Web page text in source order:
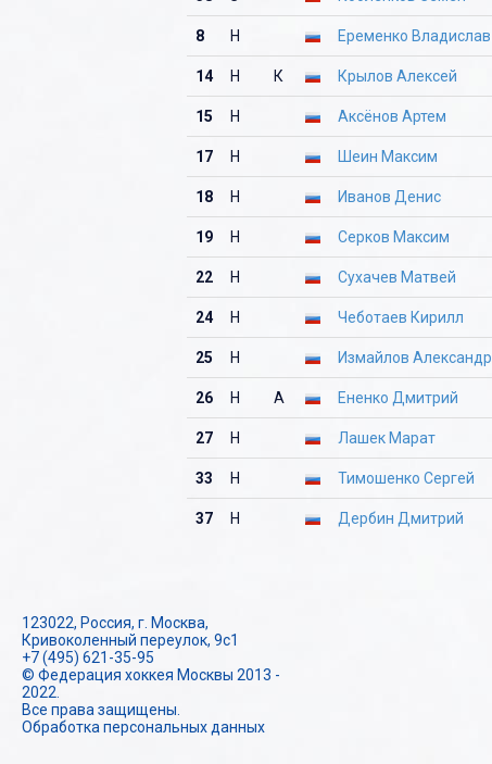
8 Н Еременко Владислав
14 Н К Крылов Алексей
15 Н Аксёнов Артем
17 Н Шеин Максим
18 Н Иванов Денис
19 Н Серков Максим
22 Н Сухачев Матвей
24 Н Чеботаев Кирилл
25 Н Измайлов Александр
26 Н А Ененко Дмитрий
27 Н Лашек Марат
33 Н Тимошенко Сергей
37 Н Дербин Дмитрий
123022, Россия, г. Москва,
Кривоколенный переулок, 9с1
+7 (495) 621-35-95
© Федерация хоккея Москвы 2013 -
2022.
Все права защищены.
Обработка персональных данных